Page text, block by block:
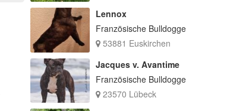
Lennox
Französische Bulldogge
53881 Euskirchen
Jacques v. Avantime
Französische Bulldogge
23570 Lübeck